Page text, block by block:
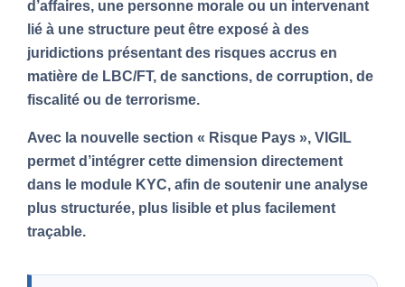
d’affaires, une personne morale ou un intervenant
lié à une structure peut être exposé à des
juridictions présentant des risques accrus en
matière de LBC/FT, de sanctions, de corruption, de
fiscalité ou de terrorisme.
Avec la nouvelle section « Risque Pays », VIGIL
permet d’intégrer cette dimension directement
dans le module KYC, afin de soutenir une analyse
plus structurée, plus lisible et plus facilement
traçable.